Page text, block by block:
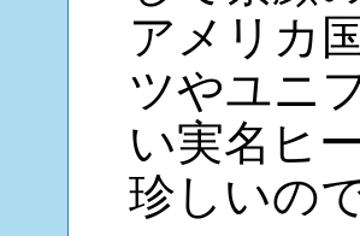
アメリカ
ツやユニ
い実名ヒ
珍しいの